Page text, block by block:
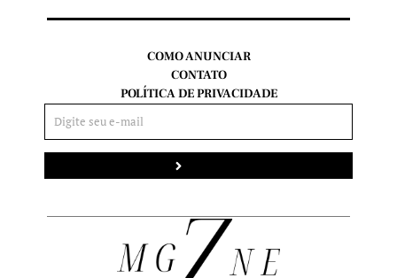
COMO ANUNCIAR
CONTATO
POLÍTICA DE PRIVACIDADE